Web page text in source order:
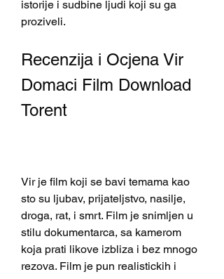
istorije i sudbine ljudi koji su ga
proziveli.
Recenzija i Ocjena Vir
Domaci Film Download
Torent
Vir je film koji se bavi temama kao
sto su ljubav, prijateljstvo, nasilje,
droga, rat, i smrt. Film je snimljen u
stilu dokumentarca, sa kamerom
koja prati likove izbliza i bez mnogo
rezova. Film je pun realistickih i